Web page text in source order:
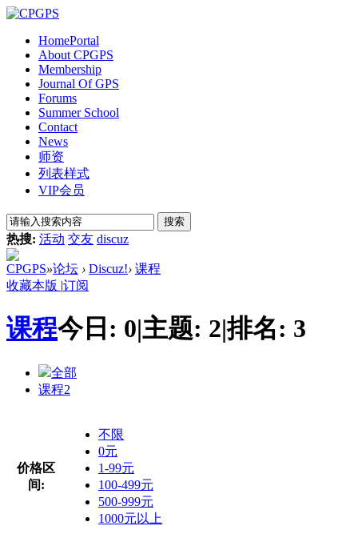
HomePortal
About CPGPS
Membership
Journal Of GPS
Forums
Summer School
Contact
News
师资
列表样式
VIP会员
搜索
热搜: 活动 交友 discuz
CPGPS»论坛 › Discuz!› 课程
收藏本版 |订阅
课程今日: 0|主题: 2|排名: 3
全部
课程2
价格区
间:
不限
0元
1-99元
100-499元
500-999元
1000元以上